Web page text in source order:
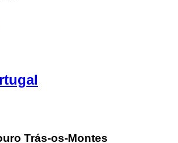
Trás-os-Montes